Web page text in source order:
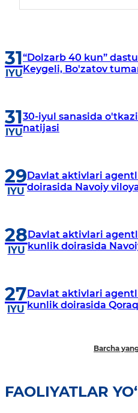
31
IYU
“Dolzarb 40 kun”
Keygeli, Bo'zatov
31
IYU
30-iyul sanasida
natijasi
29
IYU
Davlat aktivlari
doirasida Navoiy
28
IYU
Davlat aktivlari
kunlik doirasida
27
IYU
Davlat aktivlari
kunlik doirasida
Barcha
FAOLIYATLAR